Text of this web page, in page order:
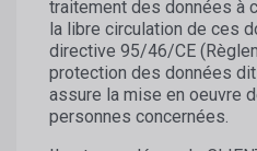
traitement des données à
la libre circulation de ces
directive 95/46/CE
protection des données dit
assure la mise en oeuvre
personnes concernées.